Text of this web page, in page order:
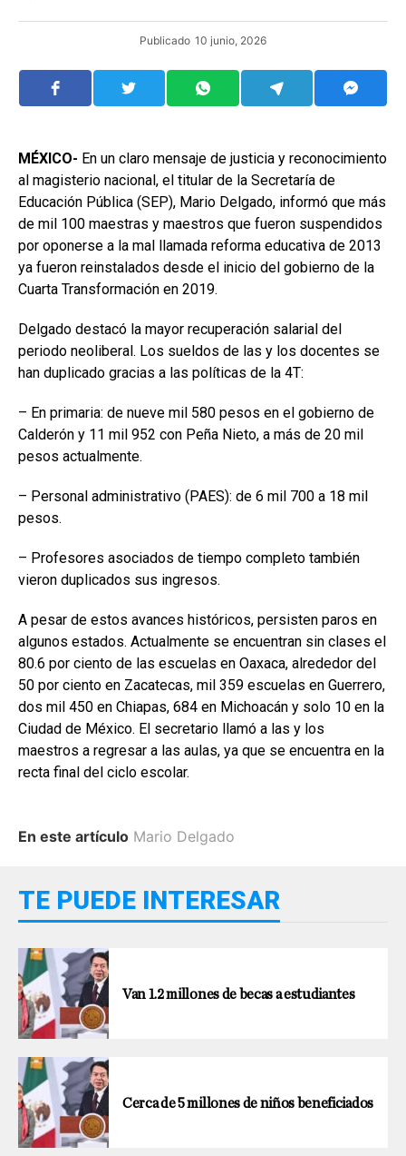
Publicado 10 junio, 2026
MÉXICO- En un claro mensaje de justicia y reconocimiento
al magisterio nacional, el titular de la Secretaría de
Educación Pública (SEP), Mario Delgado, informó que más
de mil 100 maestras y maestros que fueron suspendidos
por oponerse a la mal llamada reforma educativa de 2013
ya fueron reinstalados desde el inicio del gobierno de la
Cuarta Transformación en 2019.
Delgado destacó la mayor recuperación salarial del
periodo neoliberal. Los sueldos de las y los docentes se
han duplicado gracias a las políticas de la 4T:
– En primaria: de nueve mil 580 pesos en el gobierno de
Calderón y 11 mil 952 con Peña Nieto, a más de 20 mil
pesos actualmente.
– Personal administrativo (PAES): de 6 mil 700 a 18 mil
pesos.
– Profesores asociados de tiempo completo también
vieron duplicados sus ingresos.
A pesar de estos avances históricos, persisten paros en
algunos estados. Actualmente se encuentran sin clases el
80.6 por ciento de las escuelas en Oaxaca, alrededor del
50 por ciento en Zacatecas, mil 359 escuelas en Guerrero,
dos mil 450 en Chiapas, 684 en Michoacán y solo 10 en la
Ciudad de México. El secretario llamó a las y los
maestros a regresar a las aulas, ya que se encuentra en la
recta final del ciclo escolar.
En este artículo Mario Delgado
TE PUEDE INTERESAR
Van 1.2 millones de becas a estudiantes
Cerca de 5 millones de niños beneficiados